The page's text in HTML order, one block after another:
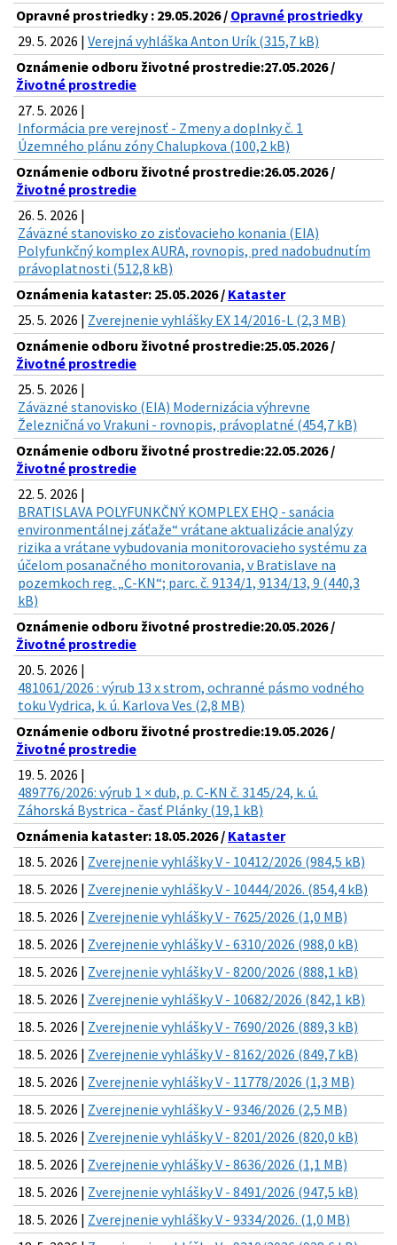
Opravné prostriedky : 29.05.2026 / Opravné prostriedky
29. 5. 2026 | Verejná vyhláška Anton Urík (315,7 kB)
Oznámenie odboru životné prostredie:27.05.2026 /
Životné prostredie
27. 5. 2026 |
Informácia pre verejnosť - Zmeny a doplnky č. 1
Územného plánu zóny Chalupkova (100,2 kB)
Oznámenie odboru životné prostredie:26.05.2026 /
Životné prostredie
26. 5. 2026 |
Záväzné stanovisko zo zisťovacieho konania (EIA)
Polyfunkčný komplex AURA, rovnopis, pred nadobudnutím
právoplatnosti (512,8 kB)
Oznámenia kataster: 25.05.2026 / Kataster
25. 5. 2026 | Zverejnenie vyhlášky EX 14/2016-L (2,3 MB)
Oznámenie odboru životné prostredie:25.05.2026 /
Životné prostredie
25. 5. 2026 |
Záväzné stanovisko (EIA) Modernizácia výhrevne
Železničná vo Vrakuni - rovnopis, právoplatné (454,7 kB)
Oznámenie odboru životné prostredie:22.05.2026 /
Životné prostredie
22. 5. 2026 |
BRATISLAVA POLYFUNKČNÝ KOMPLEX EHQ - sanácia
environmentálnej záťaže“ vrátane aktualizácie analýzy
rizika a vrátane vybudovania monitorovacieho systému za
účelom posanačného monitorovania, v Bratislave na
pozemkoch reg. „C-KN“; parc. č. 9134/1, 9134/13, 9 (440,3
kB)
Oznámenie odboru životné prostredie:20.05.2026 /
Životné prostredie
20. 5. 2026 |
481061/2026 : výrub 13 x strom, ochranné pásmo vodného
toku Vydrica, k. ú. Karlova Ves (2,8 MB)
Oznámenie odboru životné prostredie:19.05.2026 /
Životné prostredie
19. 5. 2026 |
489776/2026: výrub 1 × dub, p. C-KN č. 3145/24, k. ú.
Záhorská Bystrica - časť Plánky (19,1 kB)
Oznámenia kataster: 18.05.2026 / Kataster
18. 5. 2026 | Zverejnenie vyhlášky V - 10412/2026 (984,5 kB)
18. 5. 2026 | Zverejnenie vyhlášky V - 10444/2026. (854,4 kB)
18. 5. 2026 | Zverejnenie vyhlášky V - 7625/2026 (1,0 MB)
18. 5. 2026 | Zverejnenie vyhlášky V - 6310/2026 (988,0 kB)
18. 5. 2026 | Zverejnenie vyhlášky V - 8200/2026 (888,1 kB)
18. 5. 2026 | Zverejnenie vyhlášky V - 10682/2026 (842,1 kB)
18. 5. 2026 | Zverejnenie vyhlášky V - 7690/2026 (889,3 kB)
18. 5. 2026 | Zverejnenie vyhlášky V - 8162/2026 (849,7 kB)
18. 5. 2026 | Zverejnenie vyhlášky V - 11778/2026 (1,3 MB)
18. 5. 2026 | Zverejnenie vyhlášky V - 9346/2026 (2,5 MB)
18. 5. 2026 | Zverejnenie vyhlášky V - 8201/2026 (820,0 kB)
18. 5. 2026 | Zverejnenie vyhlášky V - 8636/2026 (1,1 MB)
18. 5. 2026 | Zverejnenie vyhlášky V - 8491/2026 (947,5 kB)
18. 5. 2026 | Zverejnenie vyhlášky V - 9334/2026. (1,0 MB)